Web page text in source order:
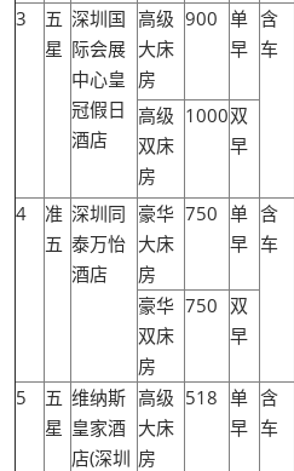
3
五
星
深圳国
际会展
中心皇
冠假日
酒店
高级
大床
房
900 单
早
含
车
高级
双床
房
1000双
早
4
准
五
深圳同
泰万怡
酒店
豪华
大床
房
750 单
早
含
车
豪华
双床
房
750 双
早
5
五
星
维纳斯
皇家酒
店(深圳
高级
大床
房
518 单
早
含
车